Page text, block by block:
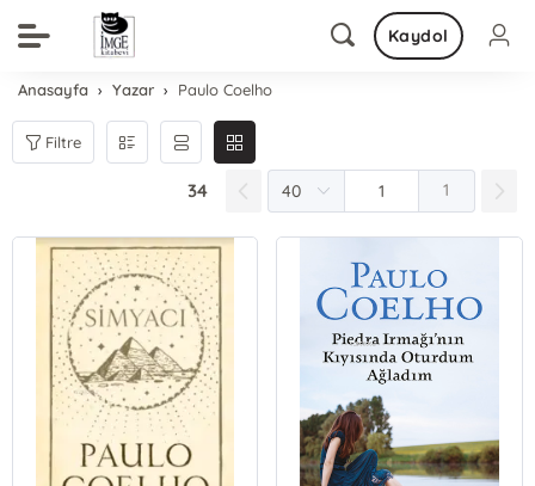
Kaydol
Anasayfa Yazar Paulo Coelho
Filtre
34 1